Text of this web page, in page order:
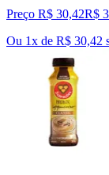
Preço R$ 30,42R$
Ou 1x de R$ 30,42